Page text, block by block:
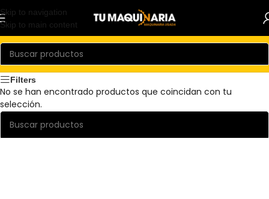
Skip to navigation
Skip to main content
Filters
No se han encontrado productos que coincidan con tu
selección.